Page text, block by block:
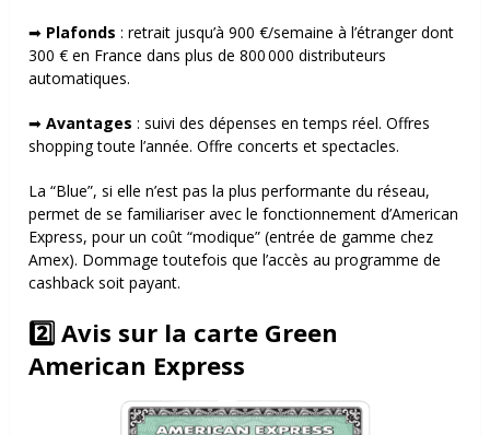
➡ Plafonds : retrait jusqu’à 900 €/semaine à l’étranger dont
300 € en France dans plus de 800 000 distributeurs
automatiques.
➡Avantages : suivi des dépenses en temps réel.Offres
shopping toute l’année.Offre concerts et spectacles.
La “Blue”, si elle n’est pas la plus performante du réseau,
permet de se familiariser avec le fonctionnement d’American
Express, pour un coût “modique” (entrée de gamme chez
Amex). Dommage toutefois que l’accès au programme de
cashback soit payant.
2️⃣ Avis sur la carte Green
American Express